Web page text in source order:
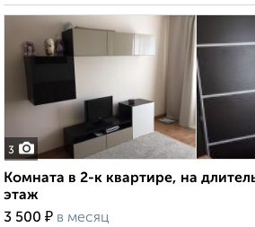
3
Комната в 2-к квартире, на
этаж
3 500 ₽ в месяц